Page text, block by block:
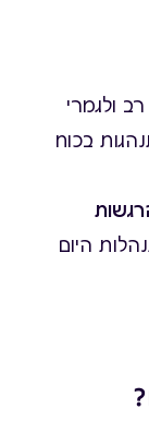
ולגמרי
בכוח
היום